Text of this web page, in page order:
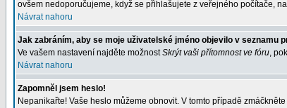
ovšem nedoporučujeme, když se přihlašujete z veřejného počítače,
Návrat nahoru
Jak zabráním, aby se moje uživatelské jméno objevilo v seznamu
Ve vašem nastavení najděte možnostSkrýt vaši přítomnost ve fóru,
Návrat nahoru
Zapomněl jsem heslo!
Nepanikařte! Vaše heslo můžeme obnovit. V tomto případě